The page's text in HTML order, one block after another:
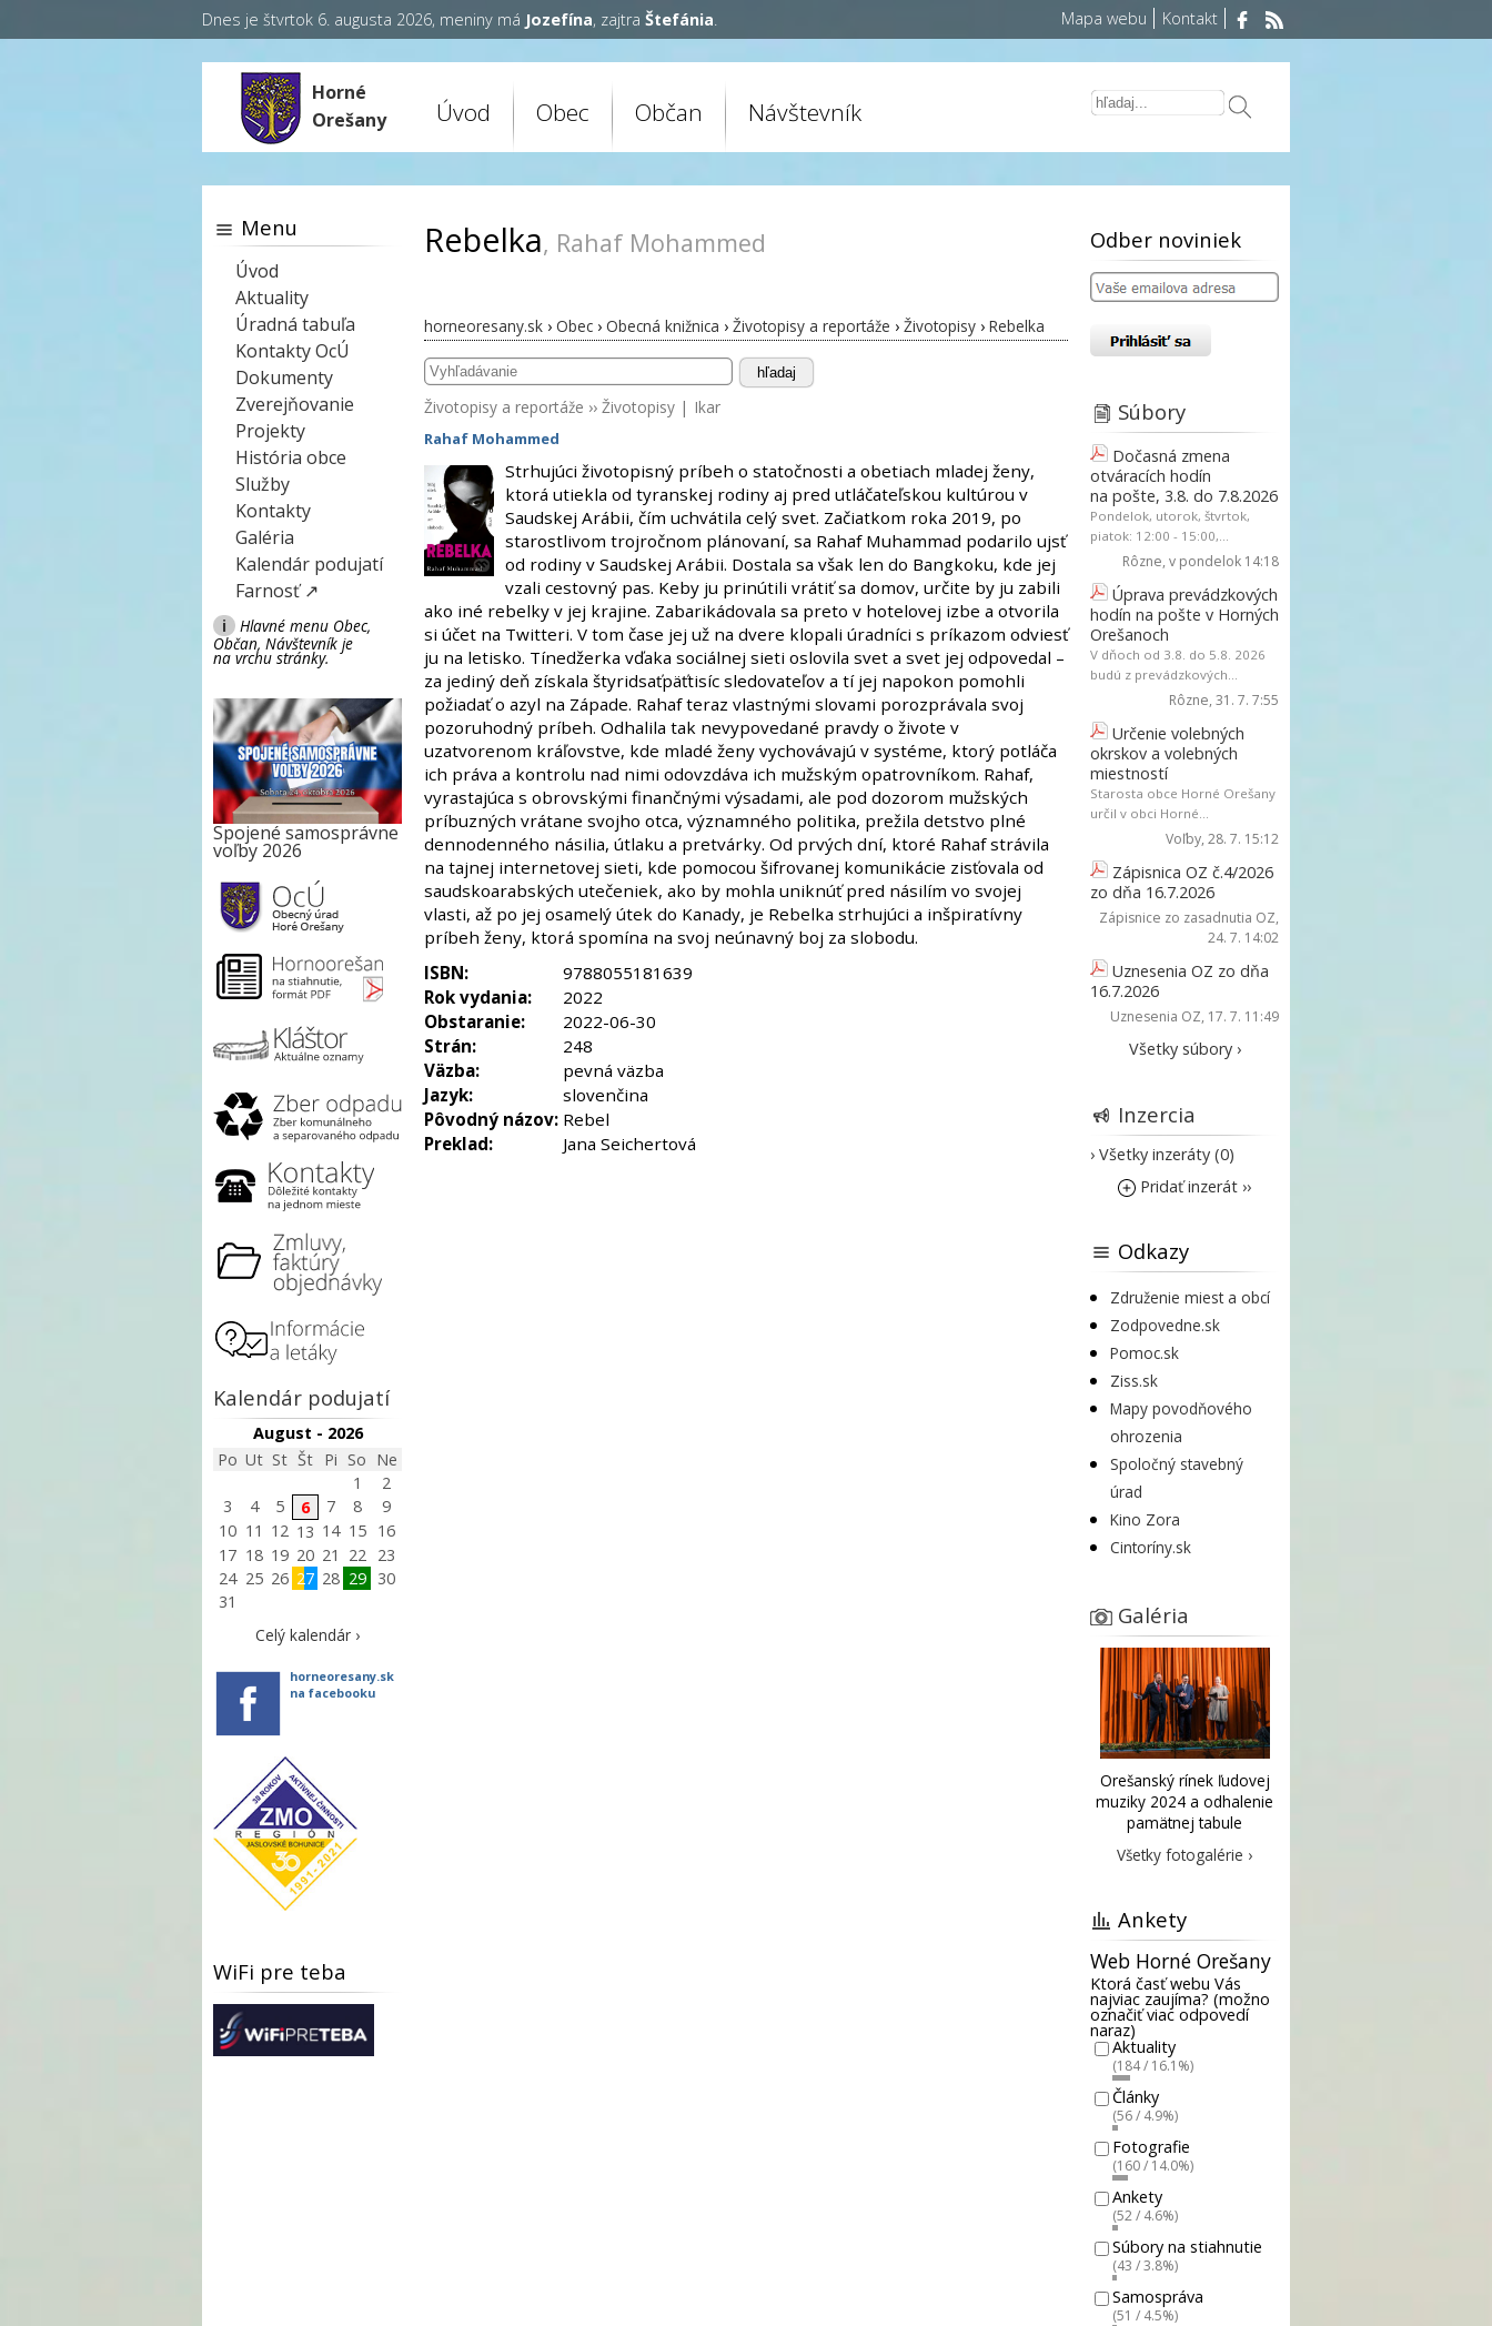
Dnes je štvrtok 6. augusta 2026, meniny má Jozefína, zajtra Štefánia. Mapa webu Kontakt
Horné
Orešany
Úvod Obec Občan Návštevník
Rebelka, Rahaf Mohammed
horneoresany.sk › Obec › Obecná knižnica › Životopisy a reportáže › Životopisy › Rebelka
hľadaj
Životopisy a reportáže ›› Životopisy | Ikar
Rahaf Mohammed
Strhujúci životopisný príbeh o statočnosti a obetiach mladej ženy,
ktorá utiekla od tyranskej rodiny aj pred utláčateľskou kultúrou v
Saudskej Arábii, čím uchvátila celý svet. Začiatkom roka 2019, po
starostlivom trojročnom plánovaní, sa Rahaf Muhammad podarilo ujsť
od rodiny v Saudskej Arábii. Dostala sa však len do Bangkoku, kde jej
vzali cestovný pas. Keby ju prinútili vrátiť sa domov, určite by ju zabili
ako iné rebelky v jej krajine. Zabarikádovala sa preto v hotelovej izbe a otvorila
si účet na Twitteri. V tom čase jej už na dvere klopali úradníci s príkazom odviesť
ju na letisko. Tínedžerka vďaka sociálnej sieti oslovila svet a svet jej odpovedal –
za jediný deň získala štyridsaťpäťtisíc sledovateľov a tí jej napokon pomohli
požiadať o azyl na Západe. Rahaf teraz vlastnými slovami porozprávala svoj
pozoruhodný príbeh. Odhalila tak nevypovedané pravdy o živote v
uzatvorenom kráľovstve, kde mladé ženy vychovávajú v systéme, ktorý potláča
ich práva a kontrolu nad nimi odovzdáva ich mužským opatrovníkom. Rahaf,
vyrastajúca s obrovskými finančnými výsadami, ale pod dozorom mužských
príbuzných vrátane svojho otca, významného politika, prežila detstvo plné
dennodenného násilia, útlaku a pretvárky. Od prvých dní, ktoré Rahaf strávila
na tajnej internetovej sieti, kde pomocou šifrovanej komunikácie zisťovala od
saudskoarabských utečeniek, ako by mohla uniknúť pred násilím vo svojej
vlasti, až po jej osamelý útek do Kanady, je Rebelka strhujúci a inšpiratívny
príbeh ženy, ktorá spomína na svoj neúnavný boj za slobodu.
ISBN:
9788055181639
Rok vydania:
2022
Obstaranie:
2022-06-30
Strán:
248
Väzba:
pevná väzba
Jazyk:
slovenčina
Pôvodný názov: Rebel
Preklad:
Jana Seichertová
Menu
Úvod
Aktuality
Úradná tabuľa
Kontakty OcÚ
Dokumenty
Zverejňovanie
Projekty
História obce
Služby
Kontakty
Galéria
Kalendár podujatí
Farnosť ↗
i
Hlavné menu Obec,
Občan, Návštevník je
na vrchu stránky.
Spojené samosprávne
voľby 2026
Kalendár podujatí
August - 2026
Po Ut St Št Pi So Ne
1
2
3
4 5 6 7 8
9
10 11 12 13 14 15
16
17 18 19 20 21 22
23
24 25 26 27 28 29
30
31
Celý kalendár ›
horneoresany.sk
na facebooku
WiFi pre teba
Odber noviniek
Súbory
Dočasná zmena
otváracích hodín
na pošte, 3.8. do 7.8.2026
Pondelok, utorok, štvrtok,
piatok: 12:00 - 15:00,...
Rôzne, v pondelok 14:18
Úprava prevádzkových
hodín na pošte v Horných
Orešanoch
V dňoch od 3.8. do 5.8. 2026
budú z prevádzkových...
Rôzne, 31. 7. 7:55
Určenie volebných
okrskov a volebných
miestností
Starosta obce Horné Orešany
určil v obci Horné...
Voľby, 28. 7. 15:12
Zápisnica OZ č.4/2026
zo dňa 16.7.2026
Zápisnice zo zasadnutia OZ,
24. 7. 14:02
Uznesenia OZ zo dňa
16.7.2026
Uznesenia OZ, 17. 7. 11:49
Všetky súbory ›
Inzercia
› Všetky inzeráty (0)
Pridať inzerát ››
Odkazy
Združenie miest a obcí
Zodpovedne.sk
Pomoc.sk
Ziss.sk
Mapy povodňového
ohrozenia
Spoločný stavebný
úrad
Kino Zora
Cintoríny.sk
Galéria
Orešanský rínek ľudovej
muziky 2024 a odhalenie
pamätnej tabule
Všetky fotogalérie ›
Ankety
Web Horné Orešany
Ktorá časť webu Vás
najviac zaujíma? (možno
označiť viac odpovedí
naraz)
Aktuality
(184 / 16.1%)
Články
(56 / 4.9%)
Fotografie
(160 / 14.0%)
Ankety
(52 / 4.6%)
Súbory na stiahnutie
(43 / 3.8%)
Samospráva
(51 / 4.5%)